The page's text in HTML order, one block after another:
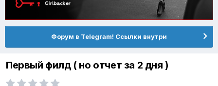
Форум в Telegram! Ссылки внутри
Первый филд ( но отчет за 2 дня )